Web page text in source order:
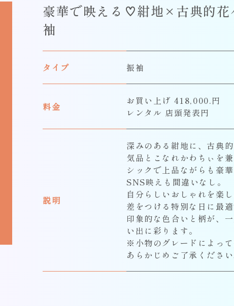
豪華で映える♡紺地×古典的花
袖
タイプ 振袖
料金
お買い上げ 418,000.円
レンタル 店頭発表円
説明
深みのある紺地に、古典
気品とこなれかわちぃを兼
シックで上品ながらも豪
SNS映えも間違いなし。
自分らしいおしゃれを楽
差をつける特別な日に最適
印象的な色合いと柄が、
い出に彩ります。
※小物のグレードによって
あらかじめご了承ください